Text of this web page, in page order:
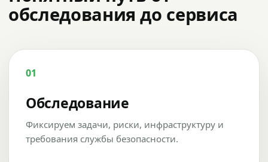
обследования до сервиса
01
Обследование
Фиксируем задачи, риски, инфраструктуру и
требования службы безопасности.